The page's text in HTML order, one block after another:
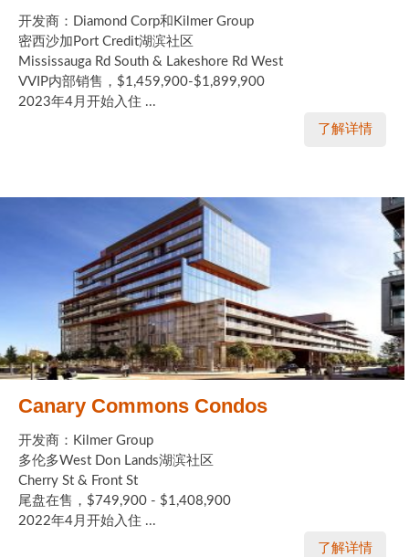
开发商：Diamond Corp和Kilmer Group
密西沙加Port Credit湖滨社区
Mississauga Rd South & Lakeshore Rd West
VVIP内部销售，$1,459,900-$1,899,900
2023年4月开始入住 ...
了解详情
Canary Commons Condos
开发商：Kilmer Group
多伦多West Don Lands湖滨社区
Cherry St & Front St
尾盘在售，$749,900 - $1,408,900
2022年4月开始入住 ...
了解详情